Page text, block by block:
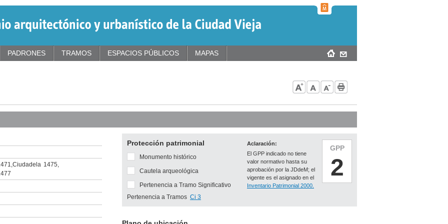
,Ciudadela 1475,
Protección patrimonial
GPP
2
Aclaración:
El GPP indicado no tiene
valor normativo hasta su
aprobación por la JDdeM; el
vigente es el asignado en el
Inventario Patrimonial 2000.
Monumento histórico
Cautela arqueológica
Pertenencia a Tramo Significativo
Pertenencia a Tramos Ci 3
PADRONES TRAMOS ESPACIOS PÚBLICOS MAPAS